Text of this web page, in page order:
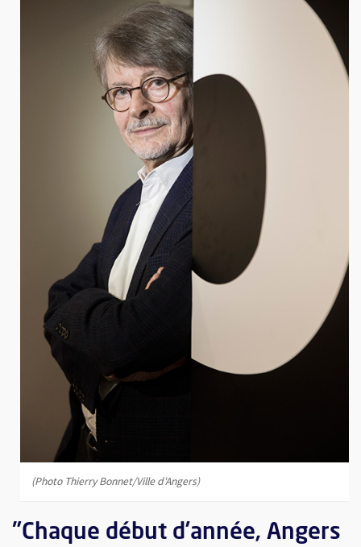
(Photo Thierry Bonnet/Ville d'Angers)
"Chaque début d’année, Angers